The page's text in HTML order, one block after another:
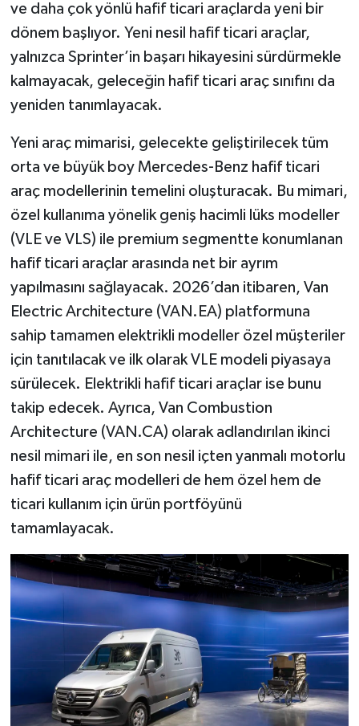
ve daha çok yönlü hafif ticari araçlarda yeni bir
dönem başlıyor. Yeni nesil hafif ticari araçlar,
yalnızca Sprinter’in başarı hikayesini sürdürmekle
kalmayacak, geleceğin hafif ticari araç sınıfını da
yeniden tanımlayacak.
Yeni araç mimarisi, gelecekte geliştirilecek tüm
orta ve büyük boy Mercedes-Benz hafif ticari
araç modellerinin temelini oluşturacak. Bu mimari,
özel kullanıma yönelik geniş hacimli lüks modeller
(VLE ve VLS) ile premium segmentte konumlanan
hafif ticari araçlar arasında net bir ayrım
yapılmasını sağlayacak. 2026’dan itibaren, Van
Electric Architecture (VAN.EA) platformuna
sahip tamamen elektrikli modeller özel müşteriler
için tanıtılacak ve ilk olarak VLE modeli piyasaya
sürülecek. Elektrikli hafif ticari araçlar ise bunu
takip edecek. Ayrıca, Van Combustion
Architecture (VAN.CA) olarak adlandırılan ikinci
nesil mimari ile, en son nesil içten yanmalı motorlu
hafif ticari araç modelleri de hem özel hem de
ticari kullanım için ürün portföyünü
tamamlayacak.